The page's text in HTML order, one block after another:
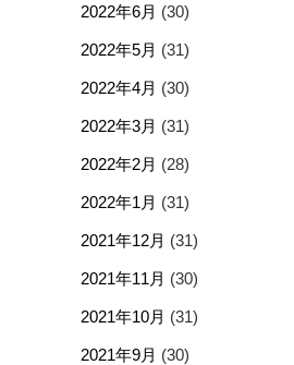
2022年6月 (30)
2022年5月 (31)
2022年4月 (30)
2022年3月 (31)
2022年2月 (28)
2022年1月 (31)
2021年12月 (31)
2021年11月 (30)
2021年10月 (31)
2021年9月 (30)